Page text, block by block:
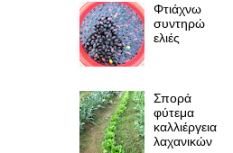
Φτιάχνω
συντηρώ
ελιές
Σπορά
φύτεμα
καλλιέργεια
λαχανικών